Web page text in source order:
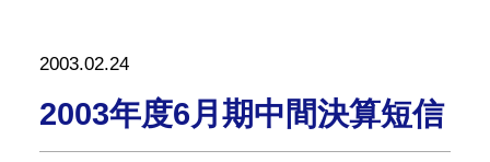
2003.02.24
2003年度6月期中間決算短信